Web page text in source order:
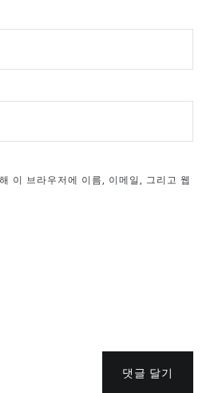
이 브라우저에 이름, 이메일, 그리고 웹
댓글 달기